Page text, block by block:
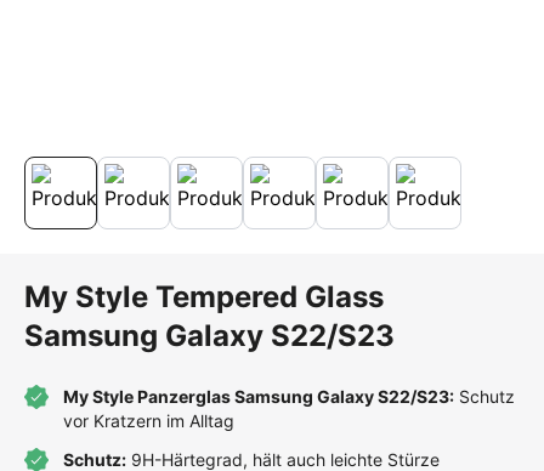
My Style Tempered Glass
Samsung Galaxy S22/S23
My Style Panzerglas Samsung Galaxy S22/S23: Schutz
vor Kratzern im Alltag
Schutz: 9H-Härtegrad, hält auch leichte Stürze